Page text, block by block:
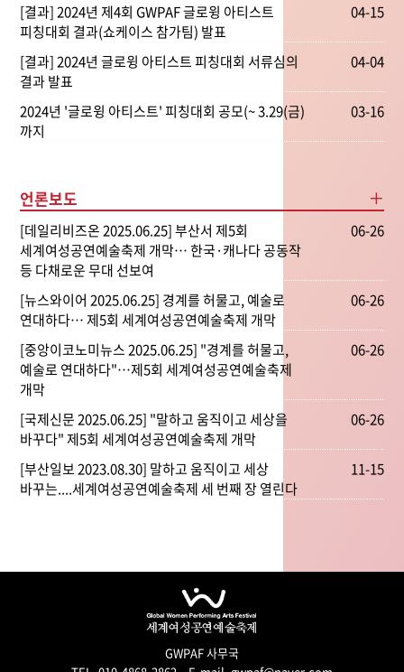
[결과] 2024년 제4회 GWPAF 글로윙 아티스트
피칭대회 결과(쇼케이스 참가팀) 발표
04-15
[결과] 2024년 글로윙 아티스트 피칭대회 서류심의
결과 발표
04-04
2024년 '글로윙 아티스트' 피칭대회 공모(~ 3.29(금)
까지
03-16
언론보도
[데일리비즈온 2025.06.25] 부산서 제5회
세계여성공연예술축제 개막… 한국·캐나다 공동작
등 다채로운 무대 선보여
06-26
[뉴스와이어 2025.06.25] 경계를 허물고, 예술로
연대하다… 제5회 세계여성공연예술축제 개막
06-26
[중앙이코노미뉴스 2025.06.25] "경계를 허물고,
예술로 연대하다"…제5회 세계여성공연예술축제
개막
06-26
[국제신문 2025.06.25] "말하고 움직이고 세상을
바꾸다" 제5회 세계여성공연예술축제 개막
06-26
[부산일보 2023.08.30] 말하고 움직이고 세상
바꾸는....세계여성공연예술축제 세 번째 장 열린다
11-15
GWPAF 사무국